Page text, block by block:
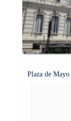
Plaza de Mayo